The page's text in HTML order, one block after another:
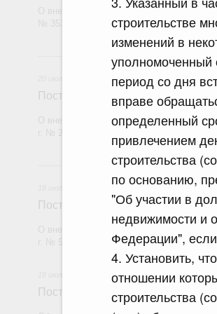
строительстве
изменений в
уполномоченный
период со дня
вправе
определенный
привлечением
строительства
по основанию,
"Об участии в
недвижимости и
Федерации",
4. Установить,
отношении
строительства
О внесении изменения в постановление
20
Постановление Правительства
О внесении изменений в постановление
Постановление Правительства
О внесении изменений в постановление
Постановление Правительства